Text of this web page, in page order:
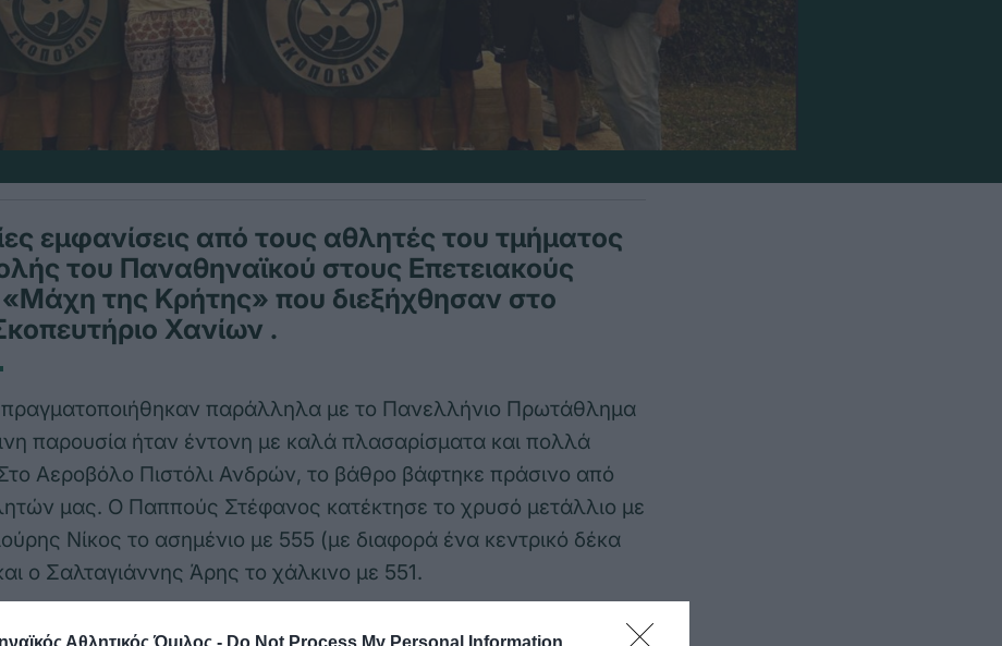
Αθλητικός Όμιλος - Do Not Process My Personal Information
εμφανίσεις από τους αθλητές του τμήματος
του Παναθηναϊκού στους Επετειακούς
της Κρήτης» που διεξήχθησαν στο
Χανίων .
παράλληλα με το Πανελλήνιο Πρωτάθλημα
παρουσία ήταν έντονη με καλά πλασαρίσματα και πολλά
Αεροβόλο Πιστόλι Ανδρών, το βάθρο βάφτηκε πράσινο από
μας. Ο Παππούς Στέφανος κατέκτησε το χρυσό μετάλλιο με
Νίκος το ασημένιο με 555 (με διαφορά ένα κεντρικό δέκα
ο Σαλταγιάννης Άρης το χάλκινο με 551.